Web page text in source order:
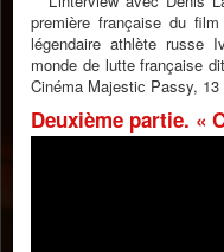
première française du
légendaire athlète russe
monde de lutte française
Cinéma Majestiс Passy, 13
Deuxième partie. «